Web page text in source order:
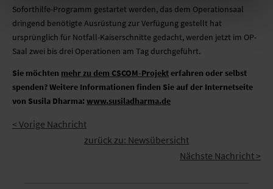
Soforthilfe-Programm gestartet werden, das dem Operationsaal
dringend benötigte Ausrüstung zur Verfügung gestellt hat 
ursprünglich für Notfall-Kaiserschnitte gedacht, werden jetzt im OP-
Saal zwei bis drei Operationen am Tag durchgeführt.
Sie möchten mehr zu dem CSCOM-Projekterfahren oder selbst
spenden? Weitere Informationen finden Sie auf der Internetseite
von Susila Dharma: www.susiladharma.de
< Vorige Nachricht
zurück zu: Newsübersicht
Nächste Nachricht >